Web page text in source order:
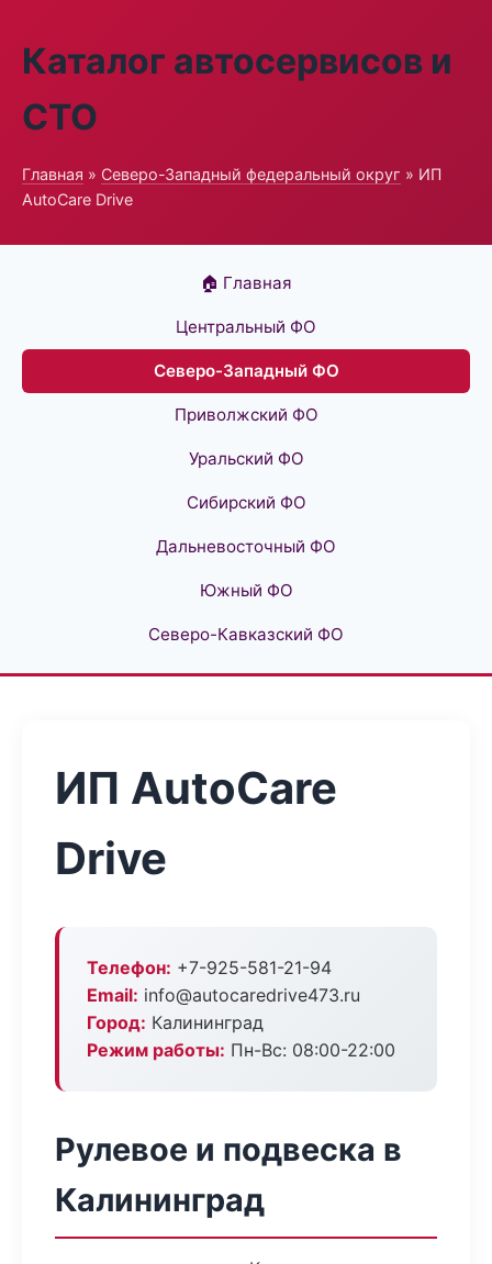
Каталог автосервисов и
СТО
Главная » Северо-Западный федеральный округ » ИП
AutoCare Drive
🏠 Главная
Центральный ФО
Северо-Западный ФО
Приволжский ФО
Уральский ФО
Сибирский ФО
Дальневосточный ФО
Южный ФО
Северо-Кавказский ФО
ИП AutoCare
Drive
Телефон: +7-925-581-21-94
Email: info@autocaredrive473.ru
Город: Калининград
Режим работы: Пн-Вс: 08:00-22:00
Рулевое и подвеска в
Калининград